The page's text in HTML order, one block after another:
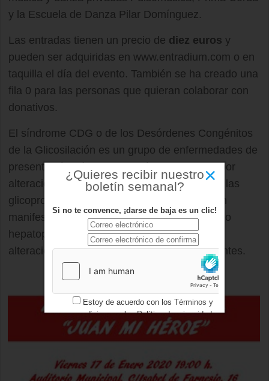
y la Escuela de Danza Pilar Domínguez.
Las entradas tienen un precio de diez euros y
pueden ser adquiridas en www.entradium.com o en
taquilla el día del evento. También se ha creado una
fila 0 para las personas que quieran colaborar con
donativos.
El síndrome CDG o de los Desórdenes Congénitos
de la Glicosilación es un grupo de enfermedades de
presentación clínica heterogénea causadas por
alteraciones metabólicas en la biosíntesis de las
glicoproteínas. La mayoría de ellas presentan
manifestaciones clínicas multisistémicas como
hepatopatías, coagulopatías, enteropatías y
alteraciones neuro degenerativas predominantes.
×
¿Quieres recibir nuestro
boletín semanal?
Si no te convence, ¡darse de baja es un clic!
Estoy de acuerdo con los Términos y
condicionesy losPolítica de privacidad